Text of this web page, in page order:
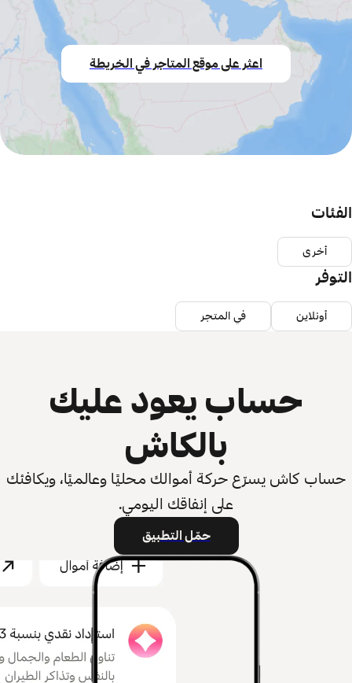
اعثر على موقع المتاجر في الخريطة
الفئات
أخرى
التوفر
أونلاين في المتجر
حساب يعود عليك
بالكاش
حساب كاش يسرّع حركة أموالك محليًا وعالميًا، ويكافئك
على إنفاقك اليومي.
حمّل التطبيق